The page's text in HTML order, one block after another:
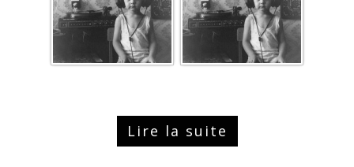
Lire la suite